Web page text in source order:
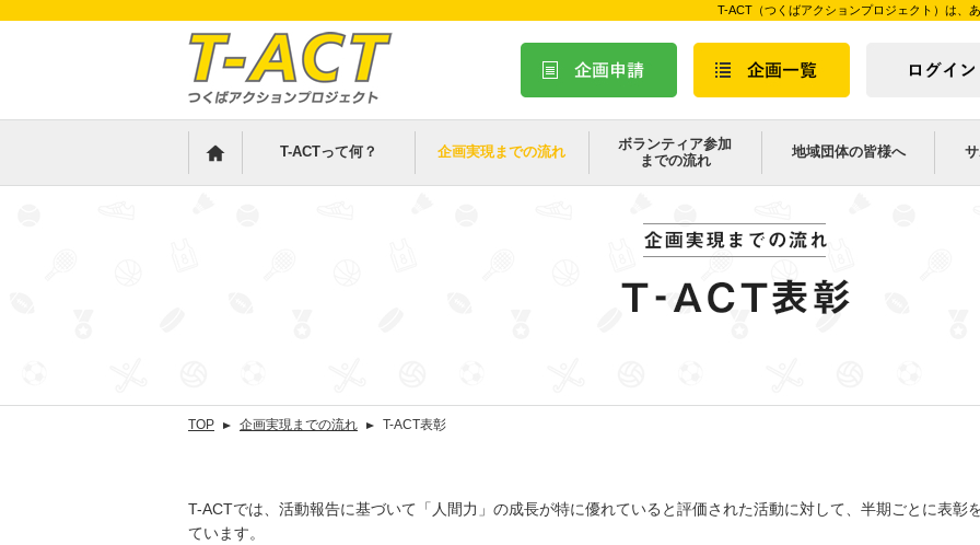
T-ACT（つくばアクションプロジェクト）は、
T-ACTって何？ 企画実現までの流れ
ボランティア参加
までの流れ
地域団体の皆様へ
TOP 企画実現までの流れ T-ACT表彰
T-ACTでは、活動報告に基づいて「人間力」の成長が特に優れていると評価された活動に対して、半期ごとに表彰
ています。